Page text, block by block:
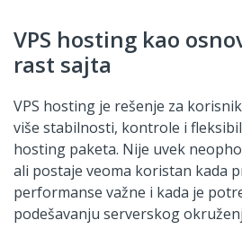
VPS hosting kao
rast sajta
VPS hosting je rešenje za
više stabilnosti, kontrole i
hosting paketa. Nije uvek
ali postaje veoma koristan kada
performanse važne i kada je
podešavanju serverskog